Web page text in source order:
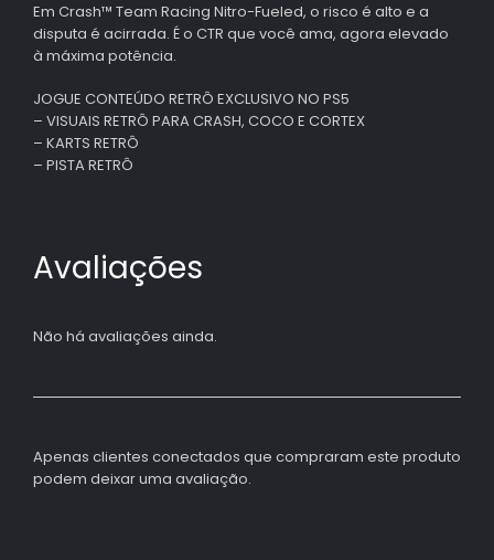
Em Crash™ Team Racing Nitro-Fueled, o risco é alto e a
disputa é acirrada. É o CTR que você ama, agora elevado
à máxima potência.
JOGUE CONTEÚDO RETRÔ EXCLUSIVO NO PS5
– VISUAIS RETRÔ PARA CRASH, COCO E CORTEX
– KARTS RETRÔ
– PISTA RETRÔ
Avaliações
Não há avaliações ainda.
Apenas clientes conectados que compraram este produto
podem deixar uma avaliação.